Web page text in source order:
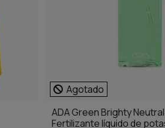
Agotado
ADA Green Brighty Neutral
Fertilizante líquido de